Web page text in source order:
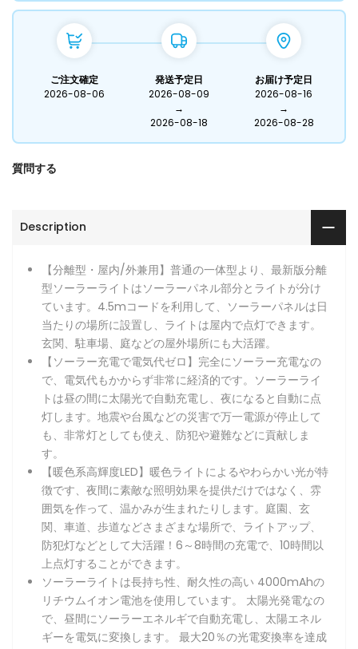
ご注文確定
2026-08-06
発送予定日
2026-08-09
→
2026-08-18
お届け予定日
2026-08-16
→
2026-08-28
質問する
Description
【分離型・屋内/外兼用】普通の一体型より、最新版分離
型ソーラーライトはソーラーパネル部分とライトが分け
ています。4.5mコードを利用して、ソーラーパネルは日
当たりの場所に設置し、ライトは屋内で点灯できます。
玄関、駐車場、庭などの屋外場所にも大活躍。
【ソーラー充電で電気代ゼロ】完全にソーラー充電なの
で、電気代もかからず非常に経済的です。ソーラーライ
トは昼の間に太陽光で自動充電し、夜になると自動に点
灯します。地震や台風などの災害で万一電源が停止して
も、非常灯としても使え、防犯や避難などに貢献しま
す。
【暖色系高輝度LED】暖色ライトによるやわらかい光が特
徴です、夜間に素敵な照明効果を提供だけではなく、雰
囲気を作って、温かみが生まれたりします。庭園、玄
関、車道、歩道などさまざまな場所で、ライトアップ、
防犯灯などとして大活躍！6～8時間の充電で、10時間以
上点灯することができます。
ソーラーライトは長持ち性、耐久性の高い 4000mAhの
リチウムイオン電池を使用しています。 太陽光発電なの
で、昼間にソーラーエネルギで自動充電し、太陽エネル
ギーを電気に変換します。 最大20％の光電変換率を達成